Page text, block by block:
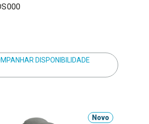
DISPONIBILIDADE
Novo